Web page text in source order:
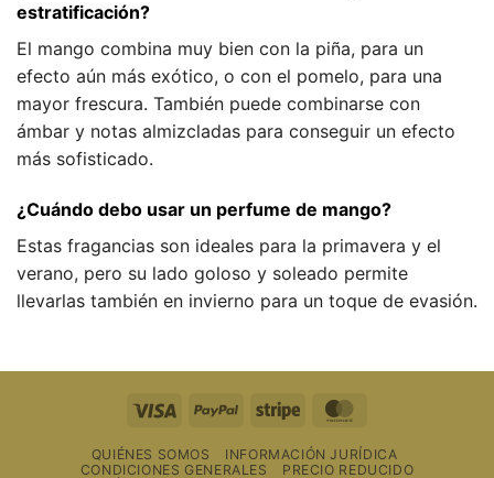
estratificación?
El mango combina muy bien con la piña, para un
efecto aún más exótico, o con el pomelo, para una
mayor frescura. También puede combinarse con
ámbar y notas almizcladas para conseguir un efecto
más sofisticado.
¿Cuándo debo usar un perfume de mango?
Estas fragancias son ideales para la primavera y el
verano, pero su lado goloso y soleado permite
llevarlas también en invierno para un toque de evasión.
Visa PayPal Raya
QUIÉNES SOMOS
INFORMACIÓN JURÍDICA
CONDICIONES GENERALES
PRECIO REDUCIDO